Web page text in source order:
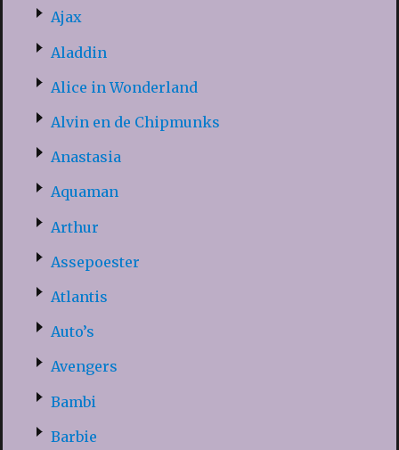
Ajax
Aladdin
Alice in Wonderland
Alvin en de Chipmunks
Anastasia
Aquaman
Arthur
Assepoester
Atlantis
Auto’s
Avengers
Bambi
Barbie